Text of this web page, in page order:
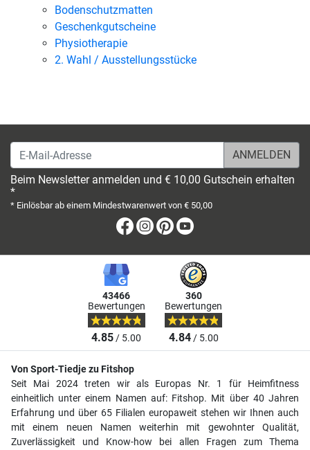
Bodenschutzmatten
Geschenkgutscheine
Physiotherapie
2. Wahl / Ausstellungsstücke
E-Mail-Adresse
Beim Newsletter anmelden und € 10,00 Gutschein erhalten
*
* Einlösbar ab einem Mindestwarenwert von € 50,00
Facebook
Instagram
Pinterest
43466
Bewertungen
4.85/ 5.00
360
Bewertungen
4.84/ 5.00
Von Sport-Tiedje zu Fitshop
Seit Mai 2024 treten wir als Europas Nr. 1 für Heimfitness
einheitlich unter einem Namen auf: Fitshop. Mit über 40 Jahren
Erfahrung und über 65 Filialen europaweit stehen wir Ihnen auch
mit einem neuen Namen weiterhin mit gewohnter Qualität,
Zuverlässigkeit und Know-how bei allen Fragen zum Thema